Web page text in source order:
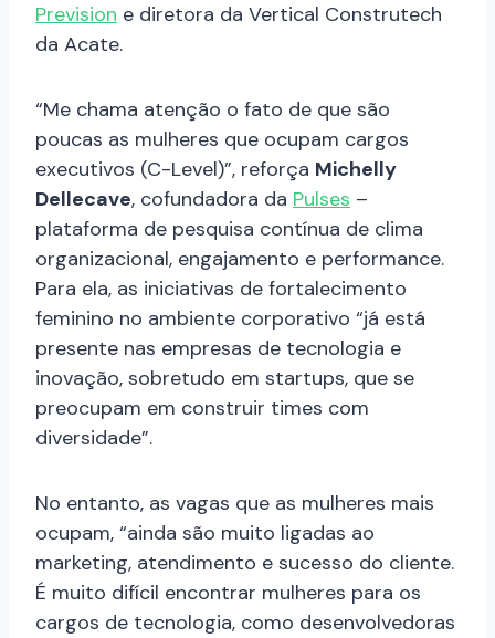
Prevision e diretora da Vertical Construtech
da Acate.
“Me chama atenção o fato de que são
poucas as mulheres que ocupam cargos
executivos (C-Level)”, reforça Michelly
Dellecave, cofundadora da Pulses –
plataforma de pesquisa contínua de clima
organizacional, engajamento e performance.
Para ela, as iniciativas de fortalecimento
feminino no ambiente corporativo “já está
presente nas empresas de tecnologia e
inovação, sobretudo em startups, que se
preocupam em construir times com
diversidade”.
No entanto, as vagas que as mulheres mais
ocupam, “ainda são muito ligadas ao
marketing, atendimento e sucesso do cliente.
É muito difícil encontrar mulheres para os
cargos de tecnologia, como desenvolvedoras